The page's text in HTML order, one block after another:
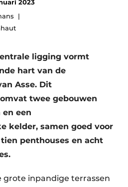
2023
ligging vormt
hart van de
Asse. Dit
twee gebouwen
een
kelder, samen goed voor
penthouses en acht
grote inpandige terrassen